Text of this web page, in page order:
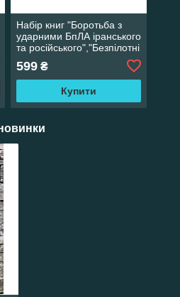
Набір книг "Боротьба з
ударними БпЛА іранського
та російського","Безпілотні
ураження"
599₴
Купити